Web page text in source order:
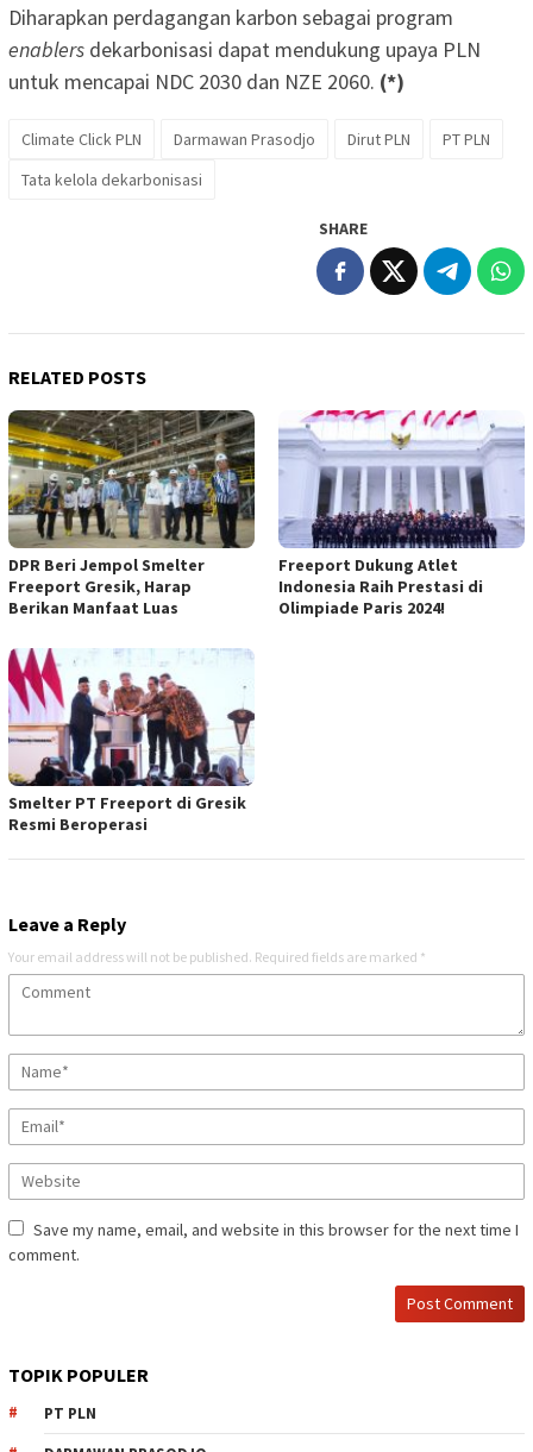
Diharapkan perdagangan karbon sebagai program
enablers dekarbonisasi dapat mendukung upaya PLN
untuk mencapai NDC 2030 dan NZE 2060. (*)
Climate Click PLN Darmawan Prasodjo Dirut PLN
PT PLN
Tata kelola dekarbonisasi
SHARE
RELATED POSTS
DPR Beri Jempol Smelter
Freeport Gresik, Harap
Berikan Manfaat Luas
Freeport Dukung Atlet
Indonesia Raih Prestasi di
Olimpiade Paris 2024!
Smelter PT Freeport di Gresik
Resmi Beroperasi
Leave a Reply
Your email address will not be published. Required fields are marked *
Save my name, email, and website in this browser for the next time I
comment.
TOPIK POPULER
PT PLN